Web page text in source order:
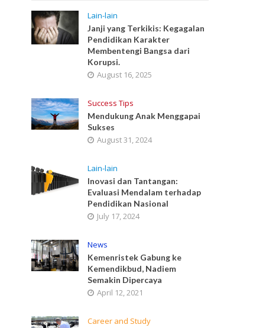
Lain-lain
Janji yang Terkikis: Kegagalan
Pendidikan Karakter
Membentengi Bangsa dari
Korupsi.
August 16, 2025
Success Tips
Mendukung Anak Menggapai
Sukses
August 31, 2024
Lain-lain
Inovasi dan Tantangan:
Evaluasi Mendalam terhadap
Pendidikan Nasional
July 17, 2024
News
Kemenristek Gabung ke
Kemendikbud, Nadiem
Semakin Dipercaya
April 12, 2021
Career and Study